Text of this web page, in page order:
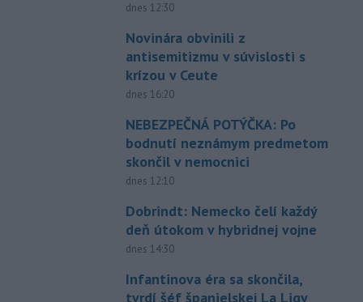
dnes 12:30
Novinára obvinili z
antisemitizmu v súvislosti s
krízou v Ceute
dnes 16:20
NEBEZPEČNÁ POTÝČKA: Po
bodnutí neznámym predmetom
skončil v nemocnici
dnes 12:10
Dobrindt: Nemecko čelí každý
deň útokom v hybridnej vojne
dnes 14:30
Infantinova éra sa skončila,
tvrdí šéf španielskej La Ligy